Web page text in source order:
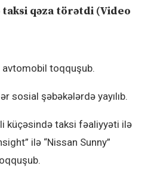
taksi qəza törətdi (Video
avtomobil toqquşub.
sosial şəbəkələrdə yayılıb.
küçəsində taksi fəaliyyəti ilə
ilə “Nissan Sunny”